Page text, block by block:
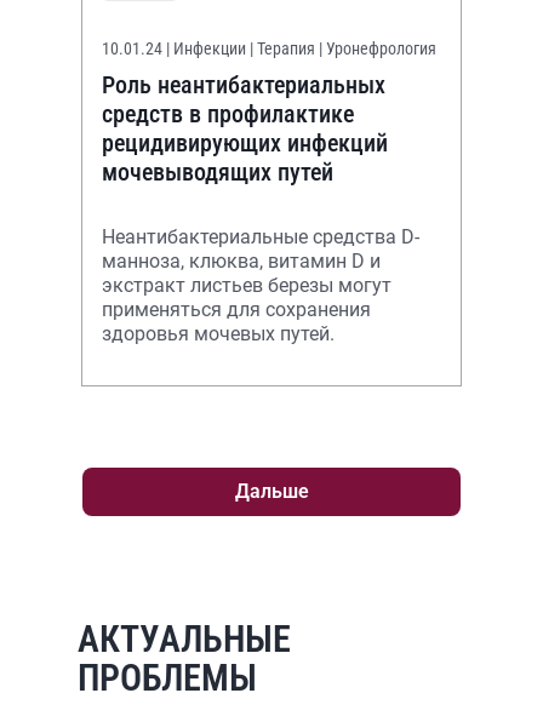
10.01.24 | Инфекции | Терапия | Уронефрология
Роль неантибактериальных
средств в профилактике
рецидивирующих инфекций
мочевыводящих путей
Неантибактериальные средства D-
манноза, клюква, витамин D и
экстракт листьев березы могут
применяться для сохранения
здоровья мочевых путей.
Дальше
АКТУАЛЬНЫЕ
ПРОБЛЕМЫ